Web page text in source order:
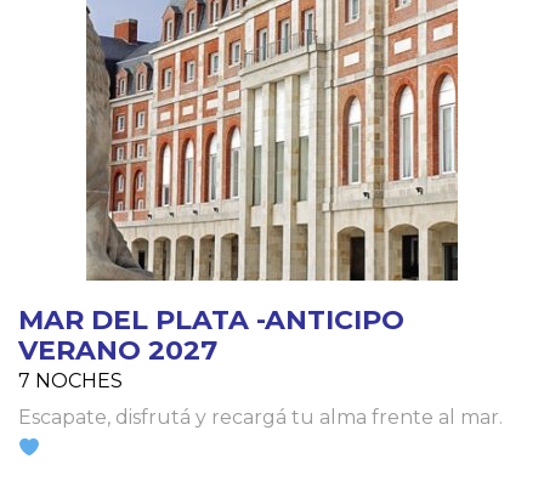
MAR DEL PLATA -ANTICIPO
VERANO 2027
7 NOCHES
Escapate, disfrutá y recargá tu alma frente al mar.